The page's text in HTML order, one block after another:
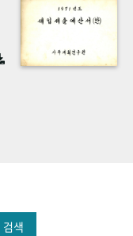
광장
검색